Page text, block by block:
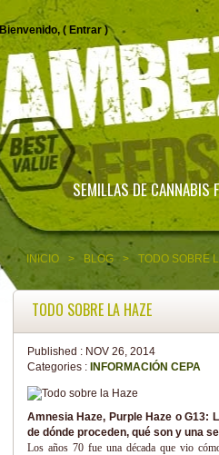
Bienvenido, ( Entrar)
SEMILLAS DE CANNABIS
INICIO > BLOG > TODO SOBRE
TODO SOBRE LA HAZE
Published : NOV 26, 2014
Categories : INFORMACIÓN CEPA
Amnesia Haze, Purple Haze o G13:
de dónde proceden, qué son y una
Los años 70 fue una década que vio